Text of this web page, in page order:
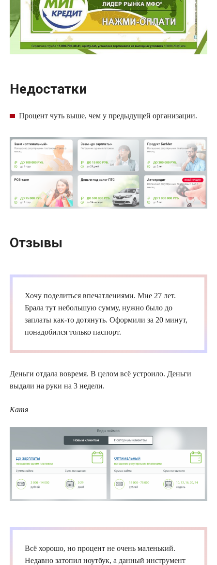
Недостатки
Процент чуть выше, чем у предыдущей организации.
Отзывы
Хочу поделиться впечатлениями. Мне 27 лет.
Брала тут небольшую сумму, нужно было до
заплаты как-то дотянуть. Оформили за 20 минут,
понадобился только паспорт.
Деньги отдала вовремя. В целом всё устроило. Деньги
выдали на руки на 3 недели.
Катя
Всё хорошо, но процент не очень маленький.
Недавно затопил ноутбук, а данный инструмент